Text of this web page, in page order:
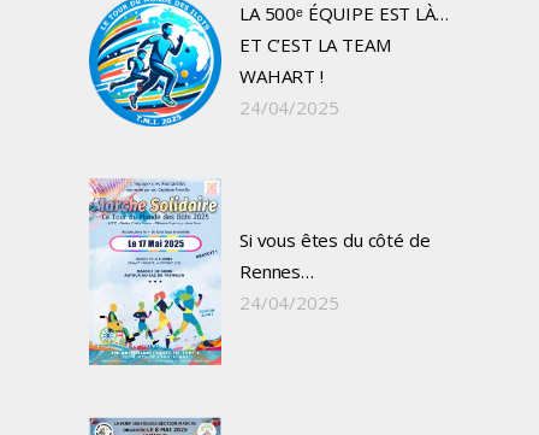
LA 500ᵉ ÉQUIPE EST LÀ…
ET C’EST LA TEAM
WAHART !
24/04/2025
Si vous êtes du côté de
Rennes…
24/04/2025